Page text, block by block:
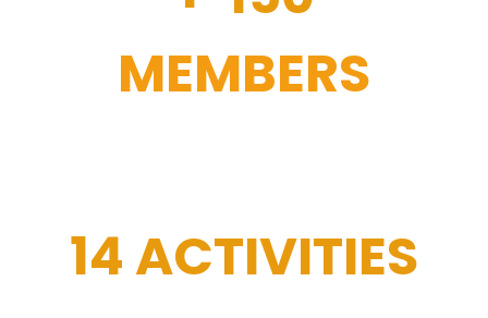
MEMBERS
14 ACTIVITIES